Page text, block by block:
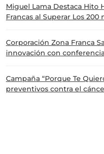
Miguel Lama Destaca Hito
Francas al Superar Los
Corporación Zona Franca
innovación con
Campaña “Porque Te
preventivos contra el